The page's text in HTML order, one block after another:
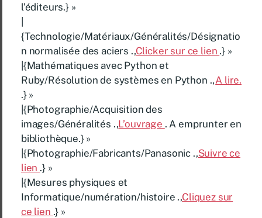
l’éditeurs.} »
{Technologie/Matériaux/Généralités/Désignatio
n normalisée des aciers .,Clicker sur ce lien .} »
|{Mathématiques avec Python et
Ruby/Résolution de systèmes en Python .,A lire.
.} »
|{Photographie/Acquisition des
images/Généralités .,L’ouvrage . A emprunter en
bibliothèque.} »
|{Photographie/Fabricants/Panasonic .,Suivre ce
lien .} »
|{Mesures physiques et
Informatique/numération/histoire .,Cliquez sur
ce lien .} »